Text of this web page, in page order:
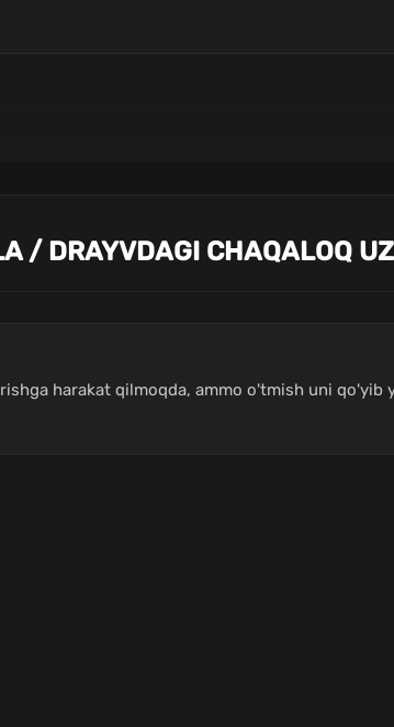
/ DRAYVDAGI CHAQALOQ
harakat qilmoqda, ammo o'tmish uni qo'yib